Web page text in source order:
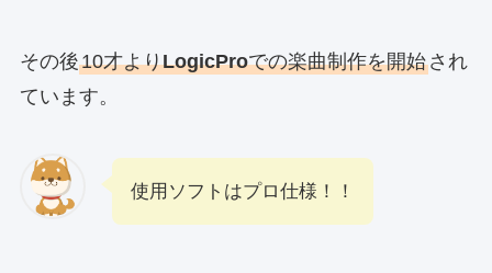
その後10才よりLogicProでの楽曲制作を開始され
ています。
使用ソフトはプロ仕様！！